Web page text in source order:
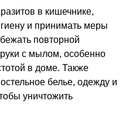
в кишечнике,
и принимать меры
повторной
с мылом, особенно
в доме. Также
белье, одежду и
уничтожить